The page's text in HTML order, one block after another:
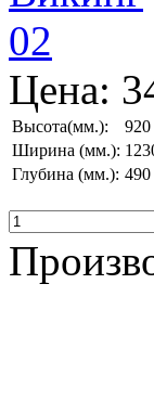
Цена:
Высота(мм.):
920
Ширина (мм.):
Глубина (мм.): 490